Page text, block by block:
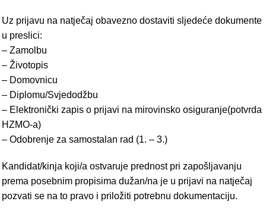
Uz prijavu na natječaj obavezno dostaviti sljedeće dokumente
u preslici:
– Zamolbu
– Životopis
– Domovnicu
– Diplomu/Svjedodžbu
– Elektronički zapis o prijavi na mirovinsko osiguranje(potvrda
HZMO-a)
– Odobrenje za samostalan rad (1. – 3.)
Kandidat/kinja koji/a ostvaruje prednost pri zapošljavanju
prema posebnim propisima dužan/na je u prijavi na natječaj
pozvati se na to pravo i priložiti potrebnu dokumentaciju.